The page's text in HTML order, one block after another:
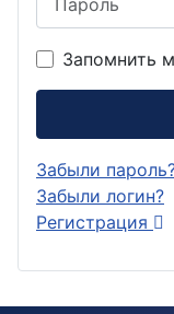
Запомнить
Забыли
Забыли логин?
Регистрация